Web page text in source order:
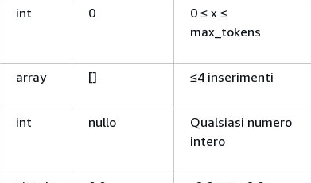
int 0
0 ≤ x ≤
max_tokens
array [] ≤4 inserimenti
int nullo
Qualsiasi numero
intero